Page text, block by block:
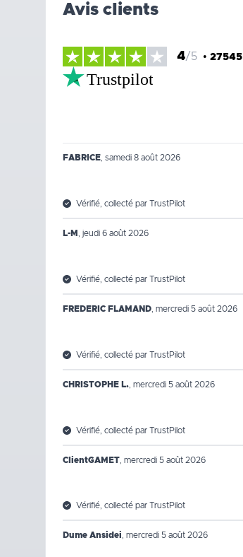
Avis clients
4/5 • 27545
Trustpilot
FABRICE samedi 8 août 2026
Vérifié, collecté par TrustPilot
L-M jeudi 6 août 2026
Vérifié, collecté par TrustPilot
FREDERIC FLAMAND mercredi 5 août 2026
Vérifié, collecté par TrustPilot
CHRISTOPHE L. mercredi 5 août 2026
Vérifié, collecté par TrustPilot
ClientGAMET mercredi 5 août 2026
Vérifié, collecté par TrustPilot
Dume Ansidei, mercredi 5 août 2026